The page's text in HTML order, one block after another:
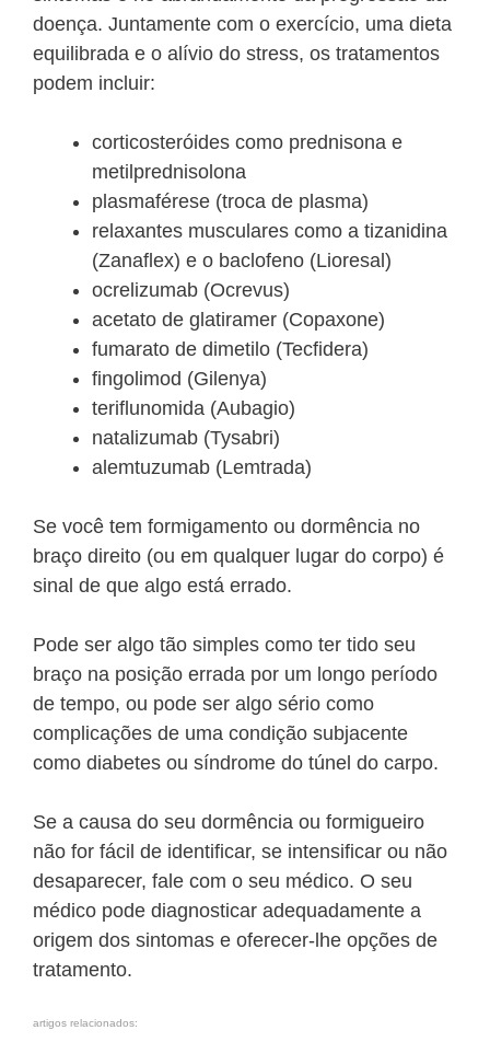
doença. Juntamente com o exercício, uma dieta
equilibrada e o alívio do stress, os tratamentos
podem incluir:
corticosteróides como prednisona e
metilprednisolona
plasmaférese (troca de plasma)
relaxantes musculares como a tizanidina
(Zanaflex) e o baclofeno (Lioresal)
ocrelizumab (Ocrevus)
acetato de glatiramer (Copaxone)
fumarato de dimetilo (Tecfidera)
fingolimod (Gilenya)
teriflunomida (Aubagio)
natalizumab (Tysabri)
alemtuzumab (Lemtrada)
Se você tem formigamento ou dormência no
braço direito (ou em qualquer lugar do corpo) é
sinal de que algo está errado.
Pode ser algo tão simples como ter tido seu
braço na posição errada por um longo período
de tempo, ou pode ser algo sério como
complicações de uma condição subjacente
como diabetes ou síndrome do túnel do carpo.
Se a causa do seu dormência ou formigueiro
não for fácil de identificar, se intensificar ou não
desaparecer, fale com o seu médico. O seu
médico pode diagnosticar adequadamente a
origem dos sintomas e oferecer-lhe opções de
tratamento.
artigos relacionados: